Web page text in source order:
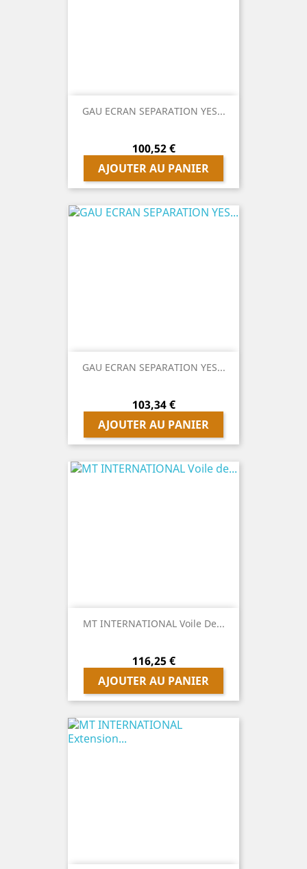
GAU ECRAN SEPARATION YES...
Prix
100,52 €
AJOUTER AU PANIER
GAU ECRAN SEPARATION YES...
Prix
103,34 €
AJOUTER AU PANIER
MT INTERNATIONAL Voile De...
Prix
116,25 €
AJOUTER AU PANIER